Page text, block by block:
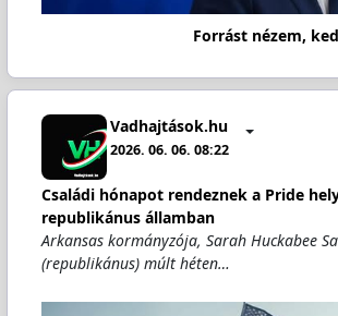
Forrást nézem,
Vadhajtások.hu
2026. 06. 06. 08:22
Családi hónapot rendeznek a Pride
republikánus államban
Arkansas kormányzója, Sarah Huckabee
(republikánus) múlt héten…